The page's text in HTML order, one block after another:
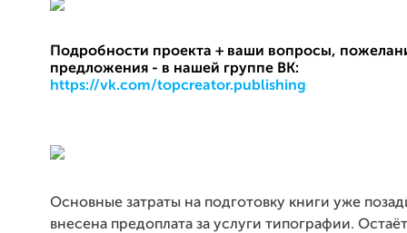
Подробности проекта + ваши вопросы,
предложения - в нашей группе ВК:
https://vk.com/topcreator.publishing
Основные затраты на подготовку книги уже
внесена предоплата за услуги типографии.